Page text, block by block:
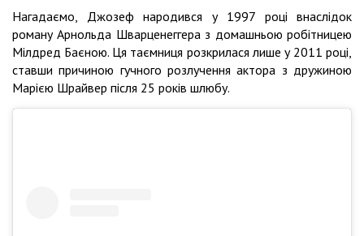
Нагадаємо, Джозеф народився у 1997 році внаслідок
роману Арнольда Шварценеггера з домашньою робітницею
Мілдред Баєною. Ця таємниця розкрилася лише у 2011 році,
ставши причиною гучного розлучення актора з дружиною
Марією Шрайвер після 25 років шлюбу.